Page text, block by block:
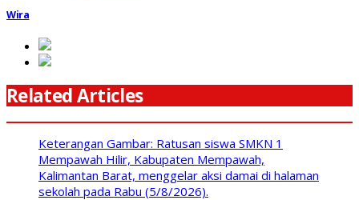
Wira
Related Articles
Keterangan Gambar: Ratusan siswa SMKN 1
Mempawah Hilir, Kabupaten Mempawah,
Kalimantan Barat, menggelar aksi damai di halaman
sekolah pada Rabu (5/8/2026).